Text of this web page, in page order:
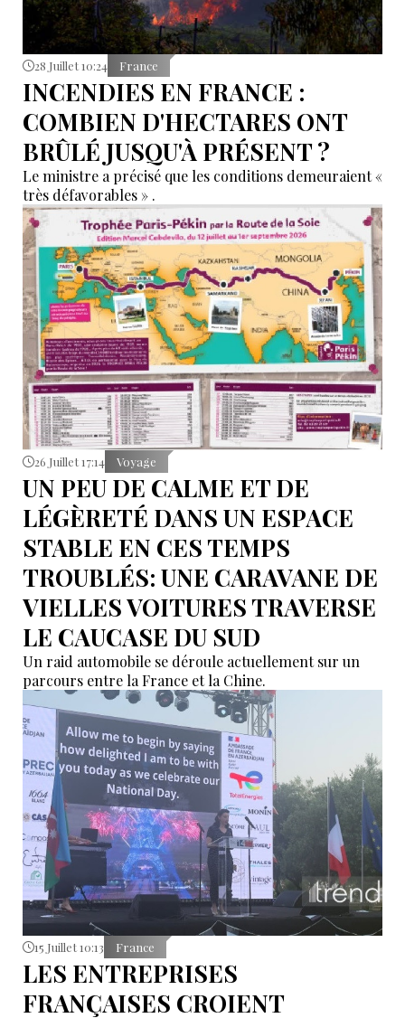
28 Juillet 10:24 France
INCENDIES EN FRANCE :
COMBIEN D'HECTARES ONT
BRÛLÉ JUSQU'À PRÉSENT ?
Le ministre a précisé que les conditions demeuraient «
très défavorables » .
26 Juillet 17:14 Voyage
UN PEU DE CALME ET DE
LÉGÈRETÉ DANS UN ESPACE
STABLE EN CES TEMPS
TROUBLÉS: UNE CARAVANE DE
VIELLES VOITURES TRAVERSE
LE CAUCASE DU SUD
Un raid automobile se déroule actuellement sur un
parcours entre la France et la Chine.
15 Juillet 10:13 France
LES ENTREPRISES
FRANÇAISES CROIENT